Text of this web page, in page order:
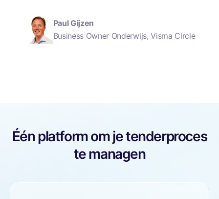
Paul Gijzen
Business Owner Onderwijs, Visma Circle
Één platform om je tenderproces
te managen